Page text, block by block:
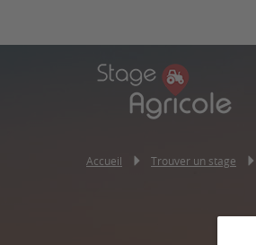
Accueil Trouver un stage